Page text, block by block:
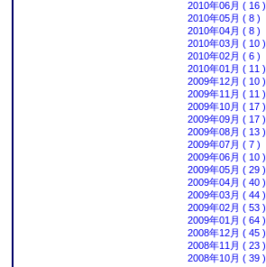
2010年06月 ( 16 )
2010年05月 ( 8 )
2010年04月 ( 8 )
2010年03月 ( 10 )
2010年02月 ( 6 )
2010年01月 ( 11 )
2009年12月 ( 10 )
2009年11月 ( 11 )
2009年10月 ( 17 )
2009年09月 ( 17 )
2009年08月 ( 13 )
2009年07月 ( 7 )
2009年06月 ( 10 )
2009年05月 ( 29 )
2009年04月 ( 40 )
2009年03月 ( 44 )
2009年02月 ( 53 )
2009年01月 ( 64 )
2008年12月 ( 45 )
2008年11月 ( 23 )
2008年10月 ( 39 )